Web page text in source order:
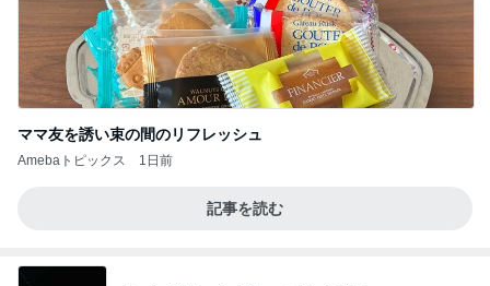
ママ友を誘い束の間のリフレッシュ
Amebaトピックス 1日前
記事を読む